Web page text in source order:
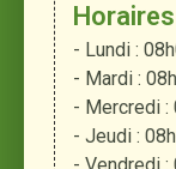
- Lundi :
- Mardi :
- Mercredi :
- Jeudi :